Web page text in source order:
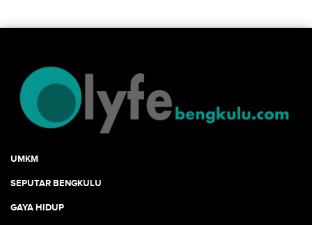
UMKM
SEPUTAR BENGKULU
GAYA HIDUP